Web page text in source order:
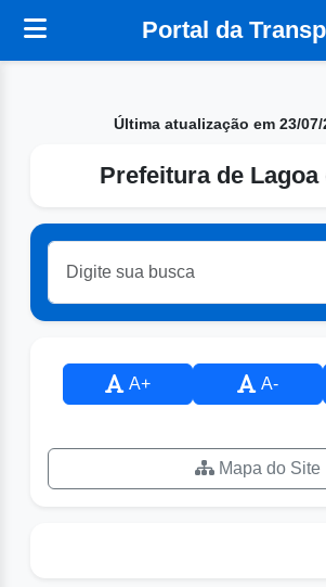
Portal da
Última atualização em 23/07/
Prefeitura de Lagoa
A+ A-
Mapa do Site